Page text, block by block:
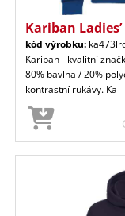
Kariban
kód výrobku:
Kariban - kvalitní
80% bavlna / 20%
kontrastní rukávy. Ka